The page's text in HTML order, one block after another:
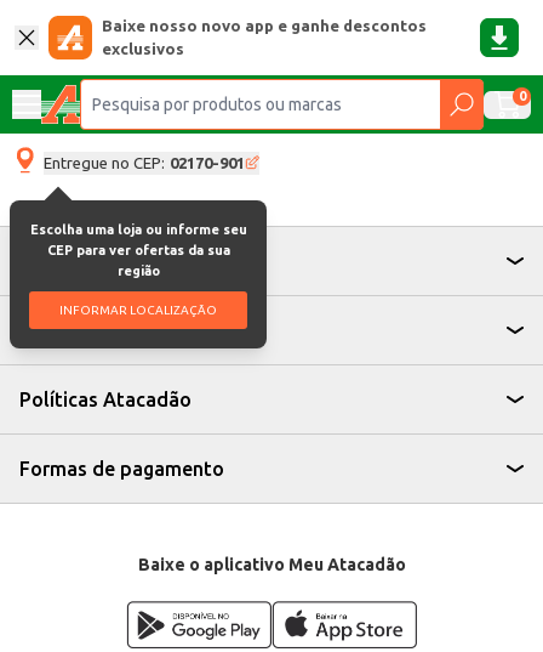
Baixe nosso novo app e ganhe descontos
exclusivos
0
Entregue no CEP: 02170-901
Escolha uma loja ou informe seu
CEP para ver ofertas da sua
região
INFORMAR LOCALIZAÇÃO
Atendimento
Institucional
Políticas Atacadão
Formas de pagamento
Baixe o aplicativo Meu Atacadão